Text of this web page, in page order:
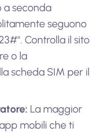
a seconda
seguono
Controlla il sito
o la
scheda SIM per il
La maggior
mobili che ti